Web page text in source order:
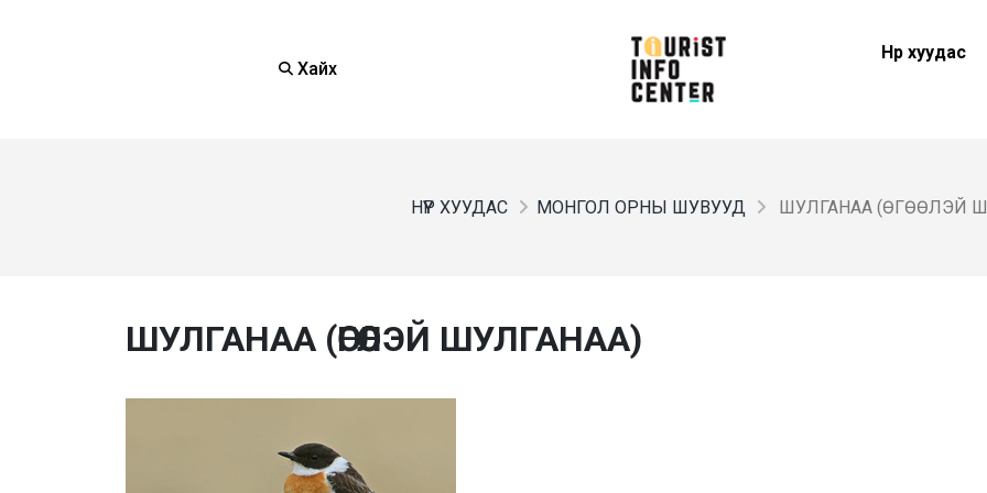
Хайх
Нүүр хуудас
НҮҮР ХУУДАС МОНГОЛ ОРНЫ ШУВУУД ШУЛГАНАА (ӨГӨӨЛЭЙ
ШУЛГАНАА (ӨГӨӨЛЭЙ ШУЛГАНАА)